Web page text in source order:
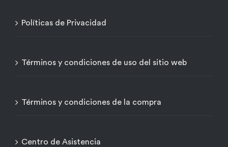
Políticas de Privacidad
Términos y condiciones de uso del sitio web
Términos y condiciones de la compra
Centro de Asistencia